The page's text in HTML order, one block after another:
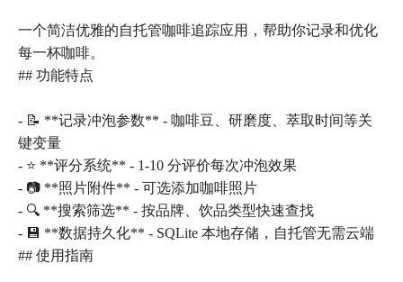
一个简洁优雅的自托管咖啡追踪应用，帮助你记录和优化
每一杯咖啡。
## 功能特点
- 📝 **记录冲泡参数** - 咖啡豆、研磨度、萃取时间等关
键变量
- ⭐ **评分系统** - 1-10 分评价每次冲泡效果
- 📷 **照片附件** - 可选添加咖啡照片
- 🔍 **搜索筛选** - 按品牌、饮品类型快速查找
- 💾 **数据持久化** - SQLite 本地存储，自托管无需云端
## 使用指南